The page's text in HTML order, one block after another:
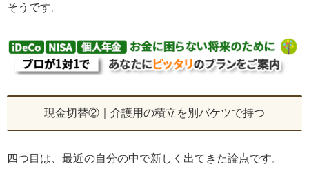
そうです。
現金切替②｜介護用の積立を別バケツで持つ
四つ目は、最近の自分の中で新しく出てきた論点です。